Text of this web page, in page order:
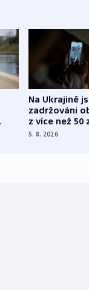
Na Ukrajině
zadržováni
z více než 50
Bojovali na
5. 8. 2026